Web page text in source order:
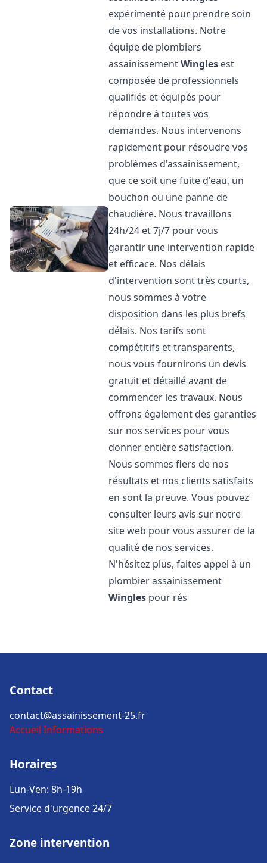
expérimenté pour prendre soin
de vos installations. Notre
équipe de plombiers
assainissementWingles est
composée de professionnels
qualifiés et équipés pour
répondre à toutes vos
demandes. Nous intervenons
rapidement pour résoudre vos
problèmes d'assainissement,
que ce soit une fuite d'eau, un
bouchon ou une panne de
chaudière. Nous travaillons
24h/24 et 7j/7 pour vous
garantir une intervention rapide
et efficace. Nos délais
d'intervention sont très courts,
nous sommes à votre
disposition dans les plus brefs
délais. Nos tarifs sont
compétitifs et transparents,
nous vous fournirons un devis
gratuit et détaillé avant de
commencer les travaux. Nous
offrons également des garanties
sur nos services pour vous
donner entière satisfaction.
Nous sommes fiers de nos
résultats et nos clients satisfaits
en sont la preuve. Vous pouvez
consulter leurs avis sur notre
site web pour vous assurer de la
qualité de nos services.
N'hésitez plus, faites appel à un
plombier assainissement
Wingles pour rés
Contact
contact@assainissement-25.fr
Accueil Informations
Horaires
Lun-Ven: 8h-19h
Service d'urgence 24/7
Zone intervention